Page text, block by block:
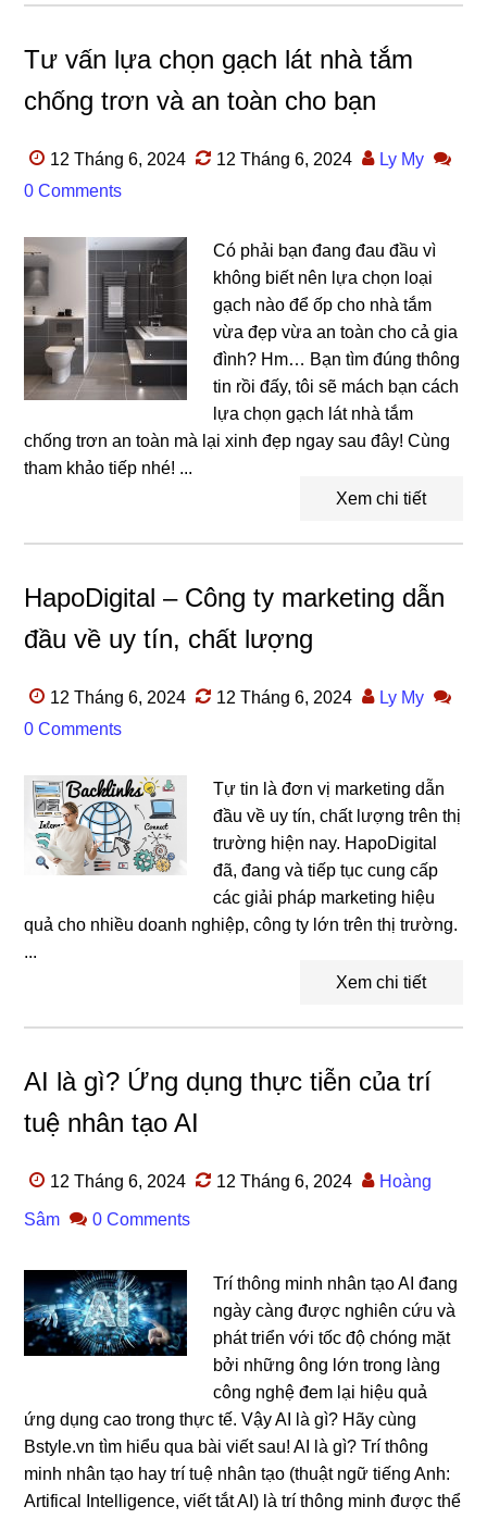
Tư vấn lựa chọn gạch lát nhà tắm
chống trơn và an toàn cho bạn
12 Tháng 6, 2024 12 Tháng 6, 2024
Ly My
0 Comments
Có phải bạn đang đau đầu vì
không biết nên lựa chọn loại
gạch nào để ốp cho nhà tắm
vừa đẹp vừa an toàn cho cả gia
đình? Hm… Bạn tìm đúng thông
tin rồi đấy, tôi sẽ mách bạn cách
lựa chọn gạch lát nhà tắm
chống trơn an toàn mà lại xinh đẹp ngay sau đây! Cùng
tham khảo tiếp nhé! ...
Xem chi tiết
HapoDigital – Công ty marketing dẫn
đầu về uy tín, chất lượng
12 Tháng 6, 2024 12 Tháng 6, 2024
Ly My
0 Comments
Tự tin là đơn vị marketing dẫn
đầu về uy tín, chất lượng trên thị
trường hiện nay. HapoDigital
đã, đang và tiếp tục cung cấp
các giải pháp marketing hiệu
quả cho nhiều doanh nghiệp, công ty lớn trên thị trường.
...
Xem chi tiết
AI là gì? Ứng dụng thực tiễn của trí
tuệ nhân tạo AI
12 Tháng 6, 2024 12 Tháng 6, 2024 Hoàng
Sâm 0 Comments
Trí thông minh nhân tạo AI đang
ngày càng được nghiên cứu và
phát triển với tốc độ chóng mặt
bởi những ông lớn trong làng
công nghệ đem lại hiệu quả
ứng dụng cao trong thực tế. Vậy AI là gì? Hãy cùng
Bstyle.vn tìm hiểu qua bài viết sau! AI là gì? Trí thông
minh nhân tạo hay trí tuệ nhân tạo (thuật ngữ tiếng Anh:
Artifical Intelligence, viết tắt AI) là trí thông minh được thể